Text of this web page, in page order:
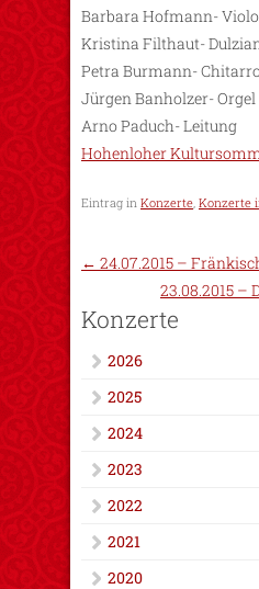
Barbara Hofmann-
Kristina Filthaut-
Petra Burmann-
Jürgen Banholzer- Orgel
Arno Paduch- Leitung
Hohenloher
Eintrag in Konzerte, Konzerte
← 24.07.2015 –
23.08.2015 –
Konzerte
2026
2025
2024
2023
2022
2021
2020